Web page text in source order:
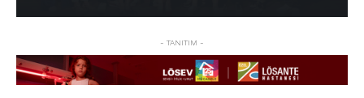
- TANITIM -